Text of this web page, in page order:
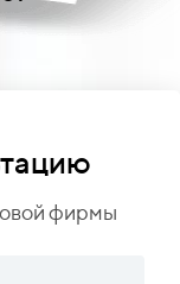
фирмы